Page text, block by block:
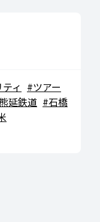
ィ
ツアー
延鉄道
石橋